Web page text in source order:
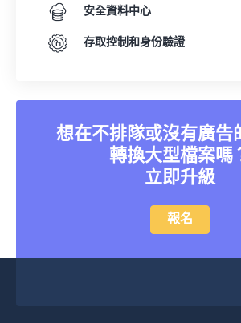
安全資料中心
存取控制和身份驗證
想在不排隊或沒有廣告
轉換大型檔案嗎
立即升級
報名